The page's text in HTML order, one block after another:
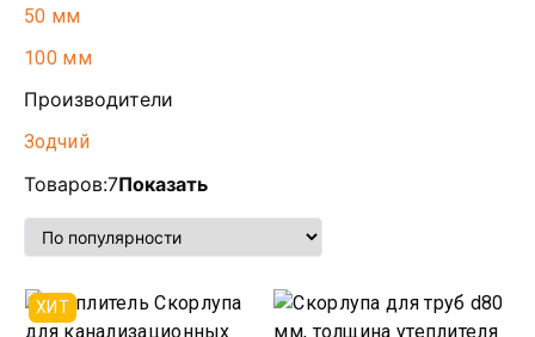
50 мм
100 мм
Производители
Зодчий
Товаров:7Показать
ХИТ